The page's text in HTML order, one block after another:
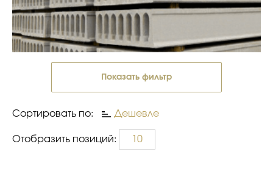
Показать фильтр
Сортировать по: Дешевле
Отобразить позиций: 10